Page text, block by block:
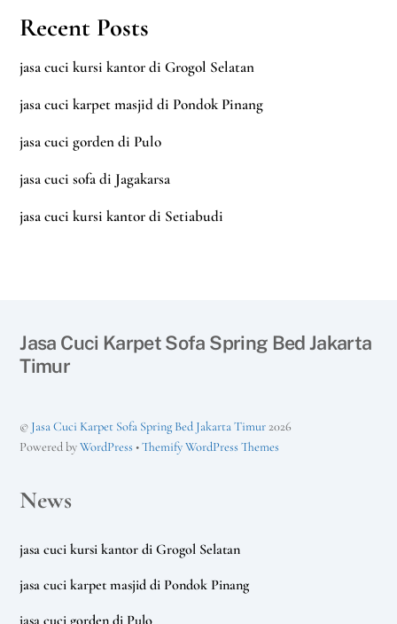
Recent Posts
jasa cuci kursi kantor di Grogol Selatan
jasa cuci karpet masjid di Pondok Pinang
jasa cuci gorden di Pulo
jasa cuci sofa di Jagakarsa
jasa cuci kursi kantor di Setiabudi
Jasa Cuci Karpet Sofa Spring Bed Jakarta
Timur
© Jasa Cuci Karpet Sofa Spring Bed Jakarta Timur2026
Powered byWordPress •Themify WordPress Themes
News
jasa cuci kursi kantor di Grogol Selatan
jasa cuci karpet masjid di Pondok Pinang
jasa cuci gorden di Pulo